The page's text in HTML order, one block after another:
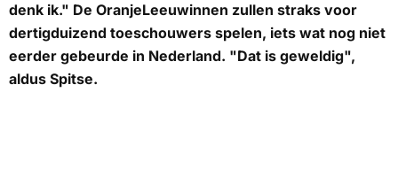
denk ik." De OranjeLeeuwinnen zullen straks voor
dertigduizend toeschouwers spelen, iets wat nog niet
eerder gebeurde in Nederland. "Dat is geweldig",
aldus Spitse.